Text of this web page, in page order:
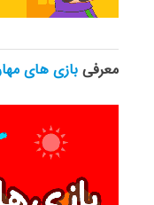
معرفی بازی های